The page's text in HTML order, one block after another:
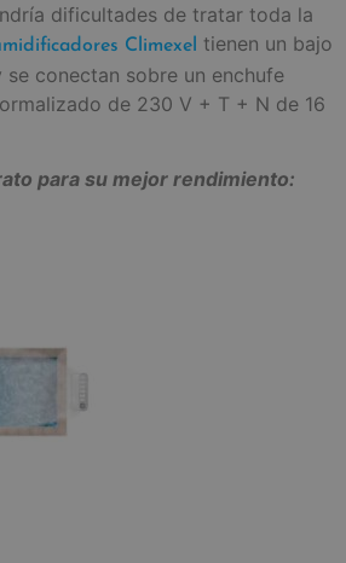
dificultades de tratar toda la
Climexel tienen un bajo
conectan sobre un enchufe
de 230 V + T + N de 16
para su mejor rendimiento: